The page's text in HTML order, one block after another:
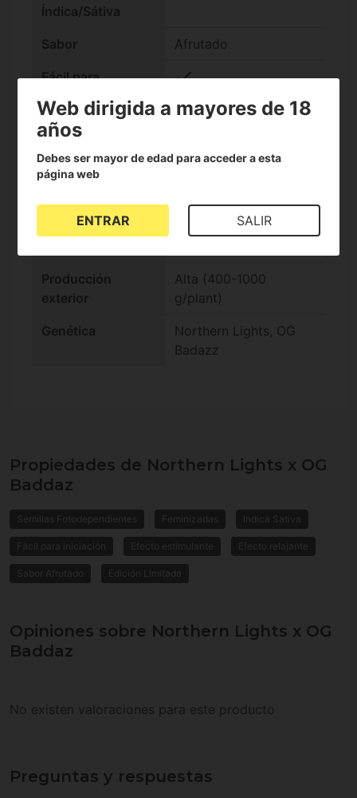
Índica/Sátiva
Sabor Afrutado
Fácil para
iniciación
check
Efecto
Floración exterior Estándar (Otoño)
Producción
Alta (500-600 g/m2)
Producción
exterior
Alta (400-1000
g/plant)
Genética
Northern Lights, OG
Badazz
Propiedades de Northern Lights x OG
Baddaz
Semillas Fotodependientes Feminizadas Indica Sativa
Fácil para iniciación Efecto estimulante Efecto relajante
Sabor Afrutado Edición Limitada
Opiniones sobre Northern Lights x OG
Baddaz
No existen valoraciones para este producto
Preguntas y respuestas
Web dirigida a mayores de 18
años
Debes ser mayor de edad para acceder a esta
página web
ENTRAR SALIR